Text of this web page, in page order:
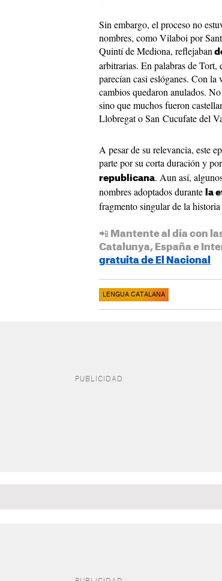
Sin embargo, el proceso no
nombres, como Vilaboi por
Quintí de Mediona, reflejaban
arbitrarias. En palabras de Tort,
parecían casi eslóganes. Con
cambios quedaron anulados.
sino que muchos fueron
Llobregat o San Cucufate del
A pesar de su relevancia, este
parte por su corta duración y
republicana. Aun así,
nombres adoptados durante la
fragmento singular de la historia
📲 Mantente al día con
Catalunya, España e
gratuita de El Nacional
LENGUA CATALANA